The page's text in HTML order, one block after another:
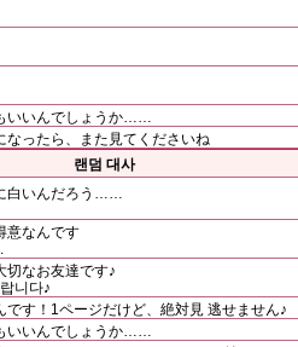
いいんでしょうか……
なったら、また見てくださいね
랜덤 대사
白いんだろう……
意なんです
なお友達です♪
니다♪
す！1ページだけど、絶対見 逃せません♪
いいんでしょうか……